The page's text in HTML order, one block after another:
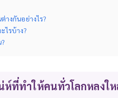
างกันอย่างไร?
ไรบ้าง?
ห์ที่ทำให้คนทั่วโลกหลงใ